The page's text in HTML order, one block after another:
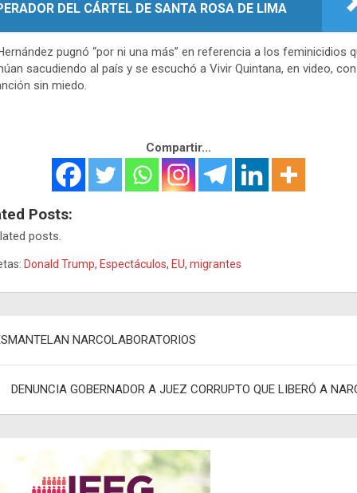
DEL CÁRTEL DE SANTA ROSA DE LIMA
pugnó “por ni una más” en referencia a los feminicidios
sacudiendo al país y se escuchó a Vivir Quintana, en video, con
sin miedo.
Compartir...
Posts:
posts.
Donald Trump, Espectáculos, EU, migrantes
NARCOLABORATORIOS
DENUNCIA GOBERNADOR A JUEZ CORRUPTO QUE LIBERÓ A